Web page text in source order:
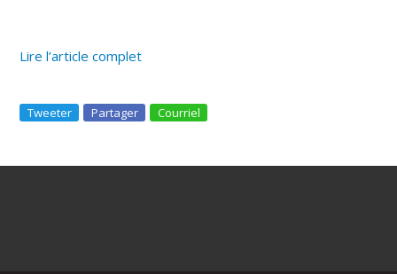
Lire l’article complet
Tweeter Partager Courriel